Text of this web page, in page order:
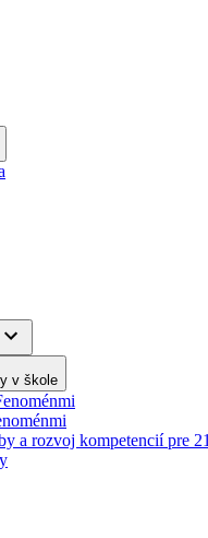
v škole
a rozvoj kompetencií pre